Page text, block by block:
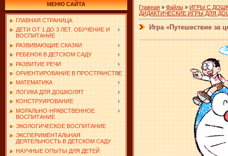
МЕНЮ САЙТА
ГЛАВНАЯ СТРАНИЦА
ДЕТИ ОТ 1 ДО 3 ЛЕТ. ОБУЧЕНИЕ И
ВОСПИТАНИЕ
РАЗВИВАЮЩИЕ СКАЗКИ
РЕБЕНОК В ДЕТСКОМ САДУ
РАЗВИТИЕ РЕЧИ
ОРИЕНТИРОВАНИЕ В ПРОСТРАНСТВЕ
МАТЕМАТИКА
ЛОГИКА ДЛЯ ДОШКОЛЯТ
КОНСТРУИРОВАНИЕ
МОРАЛЬНО-НРАВСТВЕННОЕ
ВОСПИТАНИЕ
ЭКОЛОГИЧЕСКОЕ ВОСПИТАНИЕ
ЭКСПЕРИМЕНТАЛЬНАЯ
ДЕЯТЕЛЬНОСТЬ В ДЕТСКОМ САДУ
НАУЧНЫЕ ОПЫТЫ ДЛЯ ДЕТЕЙ
Главная » Файлы » ИГРЫ С
ДИДАКТИЧЕСКИЕ ИГРЫ ДЛЯ
Игра «Путешествие за